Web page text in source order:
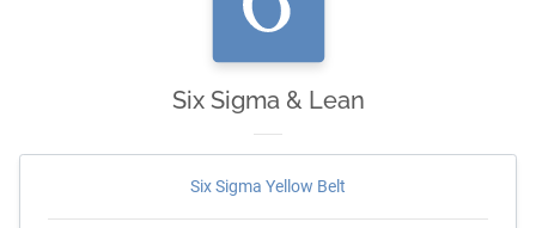
Six Sigma & Lean
Six Sigma Yellow Belt